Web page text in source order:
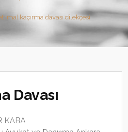
mal kaçırma davası dilekçesi
Davası
KABA